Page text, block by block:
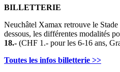
BILLETTERIE
Neuchâtel Xamax retrouve le
dessous, les différentes modalités
18.- (CHF 1.- pour les 6-16 ans,
Toutes les infos billetterie >>